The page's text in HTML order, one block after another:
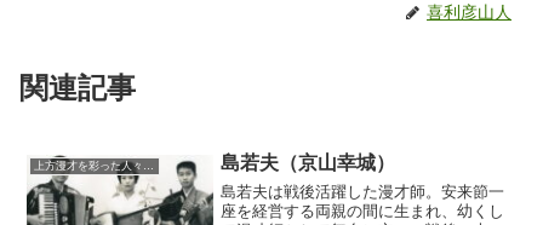
喜利彦山人
関連記事
島若夫（京山幸城）
島若夫は戦後活躍した漫才師。安来節一
座を経営する両親の間に生まれ、幼くし